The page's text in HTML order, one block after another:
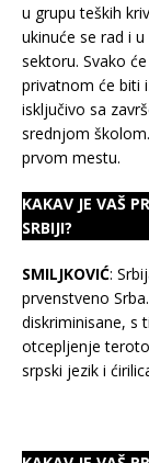
u grupu teških
ukinuće se rad i
sektoru. Svako
privatnom će biti
isključivo sa
srednjom
prvom mestu.
KAKAV JE VAŠ
SRBIJI?
SMILJKOVIĆ:
prvenstveno
diskriminisane, s
otcepljenje
srpski jezik i